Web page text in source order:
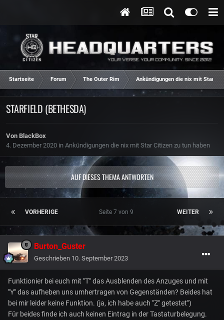
Startseite Forum The Outer Rim Ankündigungen die nix mit Star
STARFIELD (BETHESDA)
Von BlackBox
4. Dezember 2020 in Ankündigungen die nix mit Star Citizen zu tun haben
AUF DIESES THEMA ANTWORTEN
VORHERIGE WEITER
Seite 7 von 9
Burton_Guster
Geschrieben 10. September 2023
Funktionier bei euch mit "T" das Ausblenden des Anzuges und mit
"Y" das aufheben uns umhertragen von Gegenständen? Beides hat
bei mir leider keine Funktion. (ja, ich habe auch "Z" getestet")
Für beides finde ich auch keinen Eintrag in der Tastaturbelegung.